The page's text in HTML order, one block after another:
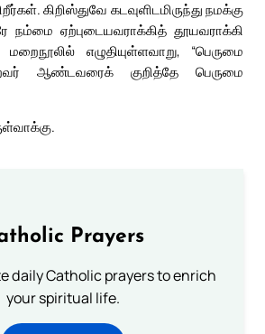
கிறிஸ்துவே கடவுளிடமிருந்து நமக்கு
ஏற்புடையவராக்கித் தூயவராக்கி
எழுதியுள்ளவாறு, “பெருமை
ஆண்டவரைக் குறித்தே பெருமை
Prayers
daily Catholic prayers to enrich
your spiritual life.